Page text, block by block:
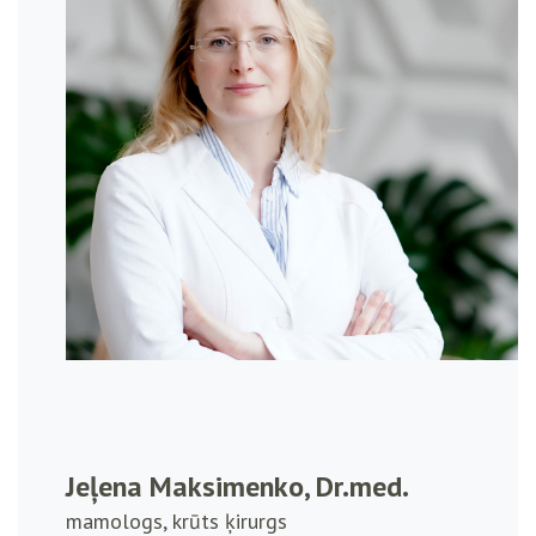
Jeļena Maksimenko, Dr.med.
mamologs, krūts ķirurgs